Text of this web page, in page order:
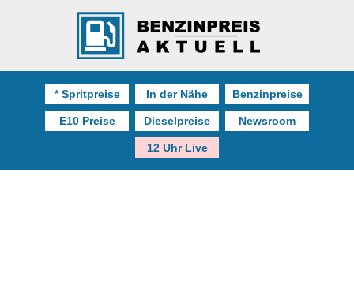
* Spritpreise In der Nähe Benzinpreise
E10 Preise Dieselpreise Newsroom
12 Uhr Live